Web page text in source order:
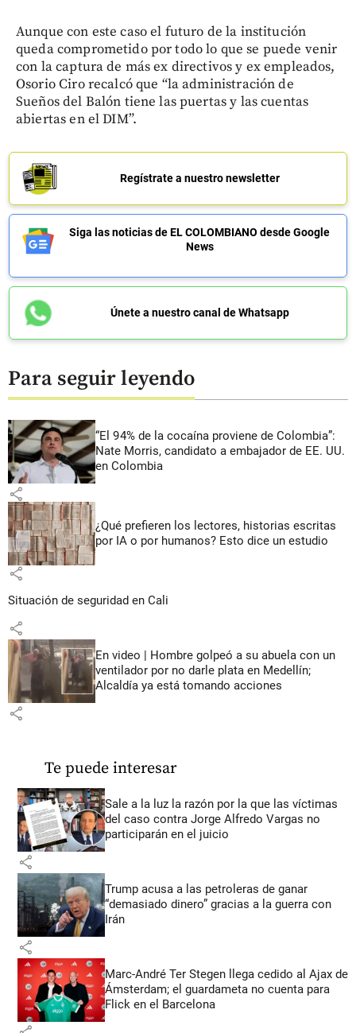
Aunque con este caso el futuro de la institución
queda comprometido por todo lo que se puede venir
con la captura de más ex directivos y ex empleados,
Osorio Ciro recalcó que “la administración de
Sueños del Balón tiene las puertas y las cuentas
abiertas en el DIM”.
Regístrate a nuestro newsletter
Siga las noticias de EL COLOMBIANO desde Google
News
Únete a nuestro canal de Whatsapp
Para seguir leyendo
“El 94% de la cocaína proviene de Colombia”:
Nate Morris, candidato a embajador de EE. UU.
en Colombia
share
¿Qué prefieren los lectores, historias escritas
por IA o por humanos? Esto dice un estudio
share
Situación de seguridad en Cali
share
En video | Hombre golpeó a su abuela con un
ventilador por no darle plata en Medellín;
Alcaldía ya está tomando acciones
share
Te puede interesar
Sale a la luz la razón por la que las víctimas
del caso contra Jorge Alfredo Vargas no
participarán en el juicio
share
Trump acusa a las petroleras de ganar
“demasiado dinero” gracias a la guerra con
Irán
share
Marc-André Ter Stegen llega cedido al Ajax de
Ámsterdam; el guardameta no cuenta para
Flick en el Barcelona